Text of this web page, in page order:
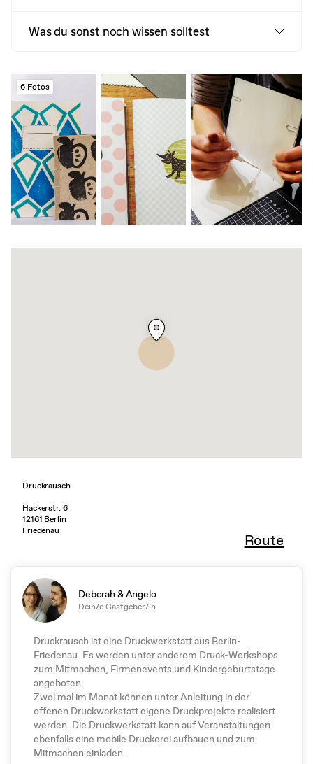
Was du sonst noch wissen solltest
6 Fotos
Druckrausch
Hackerstr. 6
12161 Berlin
Friedenau
Route
Deborah & Angelo
Dein/e Gastgeber/in
Druckrausch ist eine Druckwerkstatt aus Berlin-
Friedenau. Es werden unter anderem Druck-Workshops
zum Mitmachen, Firmenevents und Kindergeburtstage
angeboten.
Zwei mal im Monat können unter Anleitung in der
offenen Druckwerkstatt eigene Druckprojekte realisiert
werden. Die Druckwerkstatt kann auf Veranstaltungen
ebenfalls eine mobile Druckerei aufbauen und zum
Mitmachen einladen.